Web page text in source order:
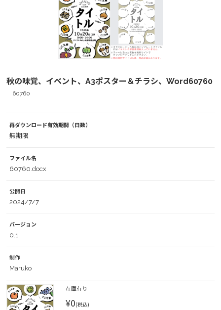
秋の味覚、イベント、A3ポスター＆チラシ、Word60760
60760
再ダウンロード有効期間（日数）
無期限
ファイル名
60760.docx
公開日
2024/7/7
バージョン
0.1
制作
Maruko
在庫有り
¥0(税込)